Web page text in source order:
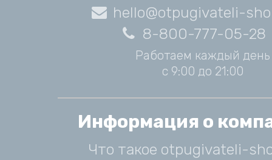
hello@otpugivateli-
8-800-777-05-28
Работаем каждый день
с 9:00 до 21:00
Информация о
Что такое otpugivateli-